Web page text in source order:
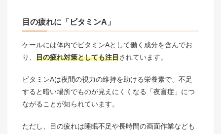
目の疲れに「ビタミンA」
ケールには体内でビタミンAとして働く成分を含んでお
り、 目の疲れ対策としても注目されています。
ビタミンAは夜間の視力の維持を助ける栄養素で、不足
すると暗い場所でものが見えにくくなる「夜盲症」につ
ながることが知られています。
ただし、目の疲れは睡眠不足や長時間の画面作業なども